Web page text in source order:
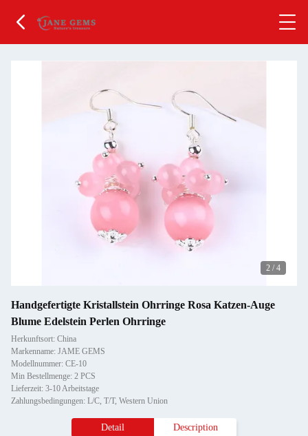
2 / 4
Handgefertigte Kristallstein Ohrringe Rosa Katzen-Auge
Blume Edelstein Perlen Ohrringe
Herkunftsort: China
Markenname: JAME GEMS
Modellnummer: CE-10
Min Bestellmenge: 2 PCS
Lieferzeit: 3-10 Arbeitstage
Zahlungsbedingungen: L/C, T/T, Western Union
Detail Description